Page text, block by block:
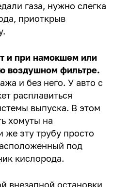
газа, нужно слегка
приоткрыв
и при намокшем или
воздушном фильтре.
и без него. У авто с
расплавиться
выпуска. В этом
хомуты на
же эту трубу просто
под
кислорода.
внезапной остановки